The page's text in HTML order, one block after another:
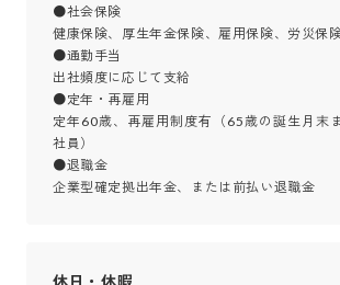
●社会保険
健康保険、厚生年金保険、雇用保険、労災保
●通勤手当
出社頻度に応じて支給
●定年・再雇用
定年60歳、再雇用制度有（65歳の誕生月末
社員）
●退職金
企業型確定拠出年金、または前払い退職金
休日・休暇